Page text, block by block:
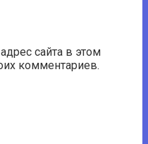
сайта в этом
комментариев.